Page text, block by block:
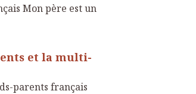
Mon père est un
et la multi-
parents français